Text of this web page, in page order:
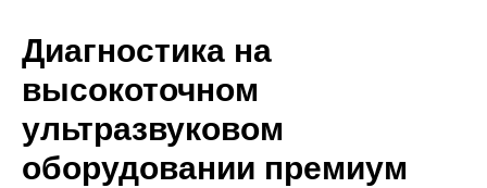
Диагностика на
высокоточном
ультразвуковом
оборудовании премиум